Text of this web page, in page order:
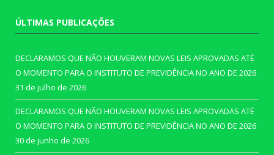
ÚLTIMAS PUBLICAÇÕES
DECLARAMOS QUE NÃO HOUVERAM NOVAS LEIS APROVADAS ATÉ
O MOMENTO PARA O INSTITUTO DE PREVIDÊNCIA NO ANO DE 2026
31 de julho de 2026
DECLARAMOS QUE NÃO HOUVERAM NOVAS LEIS APROVADAS ATÉ
O MOMENTO PARA O INSTITUTO DE PREVIDÊNCIA NO ANO DE 2026
30 de junho de 2026